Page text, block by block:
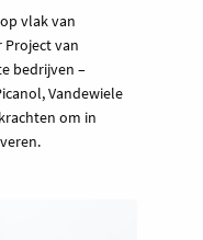
vlak van
van
bedrijven –
Vandewiele
om in